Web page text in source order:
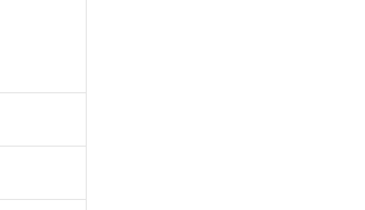
。
新日時点での社内データに基づき作成されるも
価格とは異なる場合があることをご了承くださ
またはお客様担当のオムロン制御機器販売店・
下、ポリ臭化ジフェニルエーテル類(PBDE) 1000ppm以下、
ることを示します。
いることを示します。
PBDEs(ポリ臭化ジフェニルエーテル類) : 1000ppm、
、 BBP(フタル酸ブチルベンジル) : 1000ppm、
ど、違法に輸出されないよう必要な手段を講じ
物兵器またはその他武器並びにこれらの製造装